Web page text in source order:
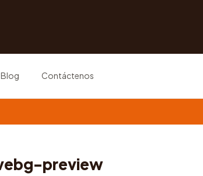
Blog Contáctenos
preview